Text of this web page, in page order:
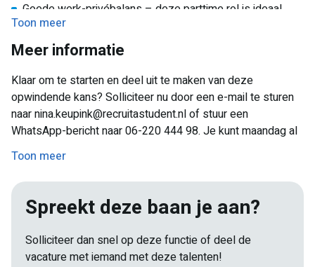
Goede werk-privébalans – deze parttime rol is ideaal
voor studenten, bijverdieners of iedereen die extra
inkomen wil verdienen
Een welkomende en ondersteunende werkomgeving, met
alle benodigde training om succesvol te zijn
Toon meer
Meer informatie
Klaar om te starten en deel uit te maken van deze
opwindende kans? Solliciteer nu door een e-mail te sturen
naar nina.keupink@recruitastudent.nl of stuur een
WhatsApp-bericht naar 06-220 444 98. Je kunt maandag al
starten!
Toon meer
Spreekt deze baan je aan?
Solliciteer dan snel op deze functie of deel de
vacature met iemand met deze talenten!